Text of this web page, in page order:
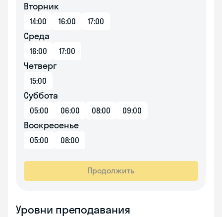
Вторник
14:00 16:00 17:00
Среда
16:00 17:00
Четверг
15:00
Суббота
05:00 06:00 08:00 09:00
Воскресенье
05:00 08:00
Продолжить
Уровни преподавания